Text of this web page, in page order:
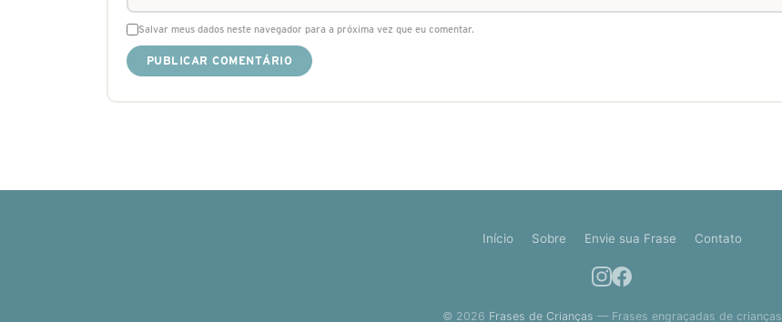
Salvar meus dados neste navegador para a próxima vez que eu comentar.
Início Sobre Envie sua Frase Contato
© 2026 Frases de Crianças — Frases engraçadas de crianças